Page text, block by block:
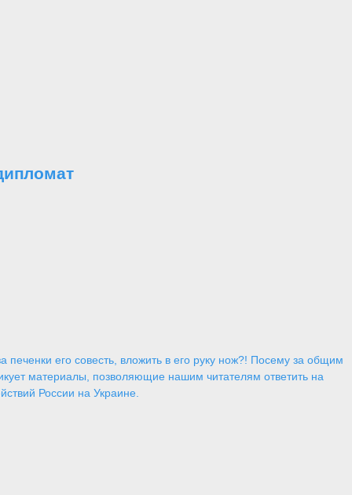
его совесть, вложить в его руку нож?! Посему за общим
материалы, позволяющие нашим читателям ответить на
России на Украине.